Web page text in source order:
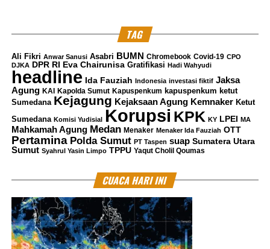
TAG
Ali Fikri Anwar Sanusi Asabri BUMN Chromebook Covid-19 CPO
DJKA
DPR RI Eva Chairunisa Gratifikasi Hadi Wahyudi
headline Ida Fauziah Indonesia investasi fiktif Jaksa
Agung KAI Kapolda Sumut Kapuspenkum kapuspenkum ketut
Sumedana Kejagung Kejaksaan Agung Kemnaker Ketut
Sumedana Komisi Yudisial Korupsi KPK KY LPEI MA
Mahkamah Agung Medan Menaker Menaker Ida Fauziah OTT
Pertamina Polda Sumut PT Taspen suap Sumatera Utara
Sumut Syahrul Yasin Limpo TPPU Yaqut Cholil Qoumas
CUACA HARI INI